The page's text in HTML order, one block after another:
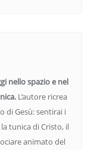
nello spazio e nel
L’autore ricrea
di Gesù: sentirai i
tunica di Cristo, il
animato del